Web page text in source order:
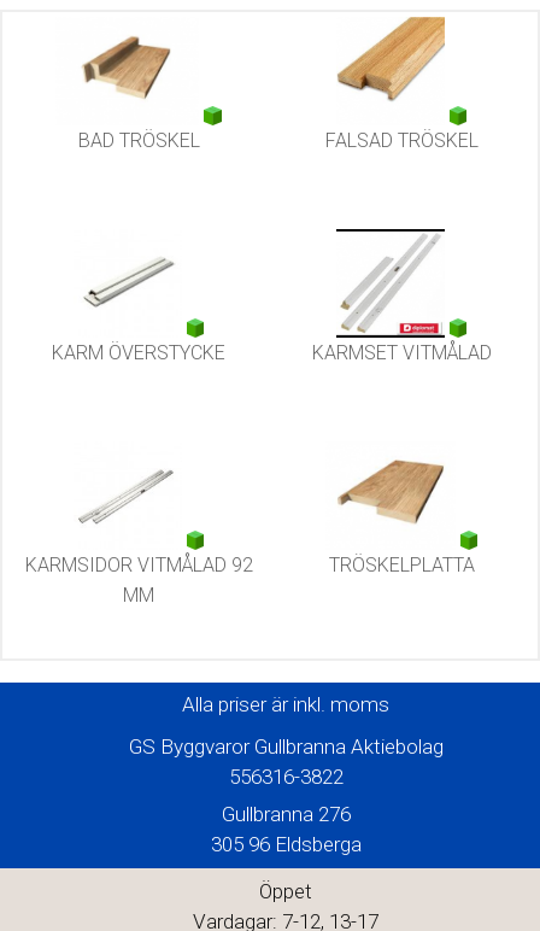
BAD TRÖSKEL FALSAD TRÖSKEL
KARM ÖVERSTYCKE KARMSET VITMÅLAD
KARMSIDOR VITMÅLAD 92
MM
TRÖSKELPLATTA
Alla priser är inkl. moms
GS Byggvaror Gullbranna Aktiebolag
556316-3822
Gullbranna 276
305 96 Eldsberga
Öppet
Vardagar: 7-12, 13-17